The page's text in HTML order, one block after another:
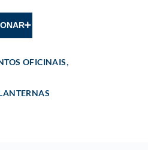
OFICINAIS,